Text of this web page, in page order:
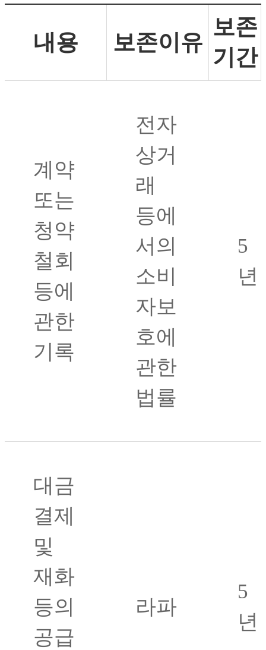
내용 보존이유
보존
기간
계약
또는
청약
철회
등에
관한
기록
전자
상거
래
등에
서의
소비
자보
호에
관한
법률
5
년
대금
결제
및
재화
등의
공급
라파
5
년